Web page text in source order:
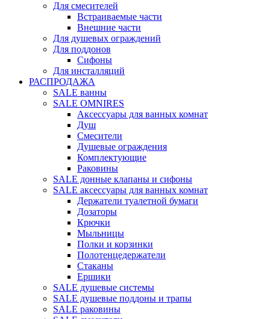
Для смесителей
Встраиваемые части
Внешние части
Для душевых ограждений
Для поддонов
Сифоны
Для инсталляций
РАСПРОДАЖА
SALE ванны
SALE OMNIRES
Аксессуары для ванных комнат
Душ
Смесители
Душевые ограждения
Комплектующие
Раковины
SALE донные клапаны и сифоны
SALE аксессуары для ванных комнат
Держатели туалетной бумаги
Дозаторы
Крючки
Мыльницы
Полки и корзинки
Полотенцедержатели
Стаканы
Ершики
SALE душевые системы
SALE душевые поддоны и трапы
SALE раковины